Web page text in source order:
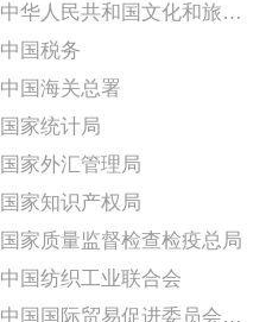
中华人民共和国文化和旅游部
中国税务
中国海关总署
国家统计局
国家外汇管理局
国家知识产权局
国家质量监督检查检疫总局
中国纺织工业联合会
中国国际贸易促进委员会纺织行业分会